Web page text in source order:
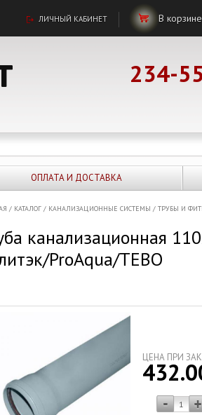
ЛИЧНЫЙ КАБИНЕТ В
234-
ОПЛАТА И ДОСТАВКА
/ КАТАЛОГ / КАНАЛИЗАЦИОННЫЕ СИСТЕМЫ / ТРУБЫ И
канализационная
ProAqua/TEBO
ЦЕНА ПРИ